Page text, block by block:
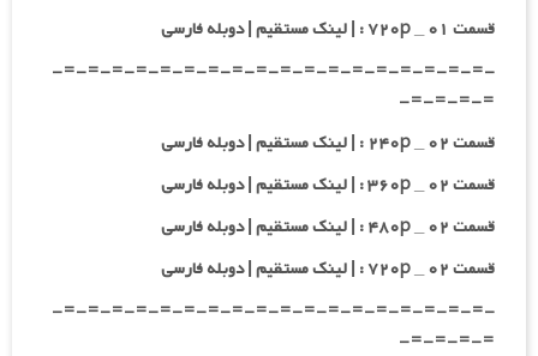
قسمت ۰۱ _ ۷۲۰p : | لینک مستقیم | دوبله فارسی
-=-=-=-=-=-=-=-=-=-=-=-=-=-=-=-=-=-=-
=-=-=-=-
قسمت ۰۲ _ ۲۴۰p : | لینک مستقیم | دوبله فارسی
قسمت ۰۲ _ ۳۶۰p : | لینک مستقیم | دوبله فارسی
قسمت ۰۲ _ ۴۸۰p : | لینک مستقیم | دوبله فارسی
قسمت ۰۲ _ ۷۲۰p : | لینک مستقیم | دوبله فارسی
-=-=-=-=-=-=-=-=-=-=-=-=-=-=-=-=-=-=-
=-=-=-=-